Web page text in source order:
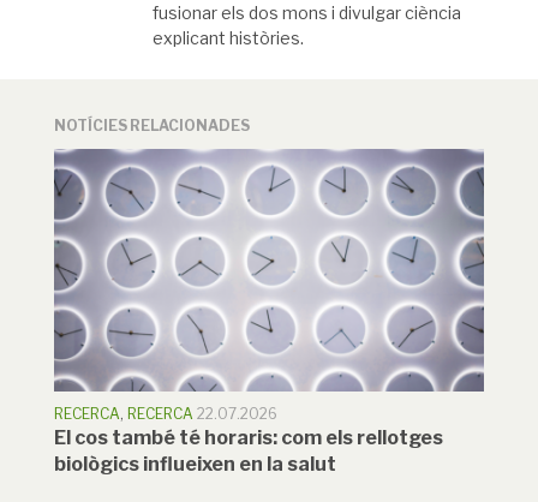
fusionar els dos mons i divulgar ciència
explicant històries.
NOTÍCIES RELACIONADES
RECERCA, RECERCA 22.07.2026
El cos també té horaris: com els rellotges
biològics influeixen en la salut